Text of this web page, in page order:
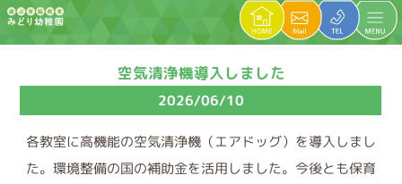
空気清浄機導入しました
2026/06/10
各教室に高機能の空気清浄機（エアドッグ）を導入しまし
た。環境整備の国の補助金を活用しました。今後とも保育